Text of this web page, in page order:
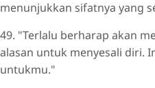
menunjukkan sifatnya yang
49. "Terlalu berharap akan
alasan untuk menyesali diri.
untukmu."